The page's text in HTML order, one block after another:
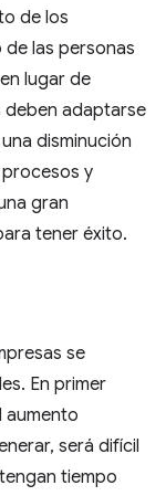
de los
las personas
lugar de
deben adaptarse
disminución
y
gran
tener éxito.
se
En primer
aumento
será difícil
tiempo